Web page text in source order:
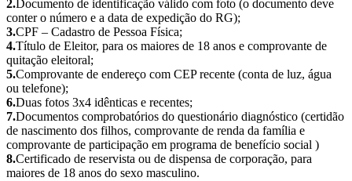
2.Documento de identificação válido com foto (o documento deve
conter o número e a data de expedição do RG);
3.CPF – Cadastro de Pessoa Física;
4.Título de Eleitor, para os maiores de 18 anos e comprovante de
quitação eleitoral;
5.Comprovante de endereço com CEP recente (conta de luz, água
ou telefone);
6.Duas fotos 3x4 idênticas e recentes;
7.Documentos comprobatórios do questionário diagnóstico (certidão
de nascimento dos filhos, comprovante de renda da família e
comprovante de participação em programa de benefício social )
8.Certificado de reservista ou de dispensa de corporação, para
maiores de 18 anos do sexo masculino.